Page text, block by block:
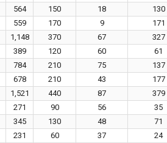
564 150 18 130
559 170 9 171
1,148 370 67 327
389 120 60 61
784 210 75 137
678 210 43 177
1,521 440 87 379
271 90 56 35
345 130 48 71
231 60 37 24